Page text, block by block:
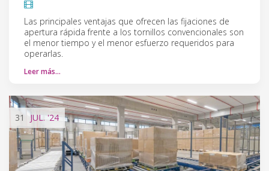
Las principales ventajas que ofrecen las fijaciones de
apertura rápida frente a los tornillos convencionales son
el menor tiempo y el menor esfuerzo requeridos para
operarlas.
Leer más…
31 JUL.'24